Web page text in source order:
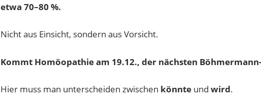
etwa 70–80 %.
Nicht aus Einsicht, sondern aus Vorsicht.
Kommt Homöopathie am 19.12., der nächsten
Hier muss man unterscheiden zwischen könnteund wird.